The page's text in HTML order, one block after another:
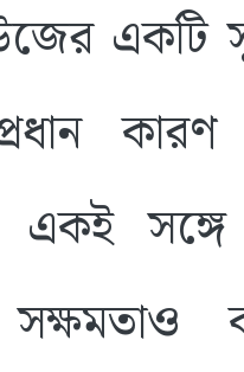
একটি
কারণ
একই